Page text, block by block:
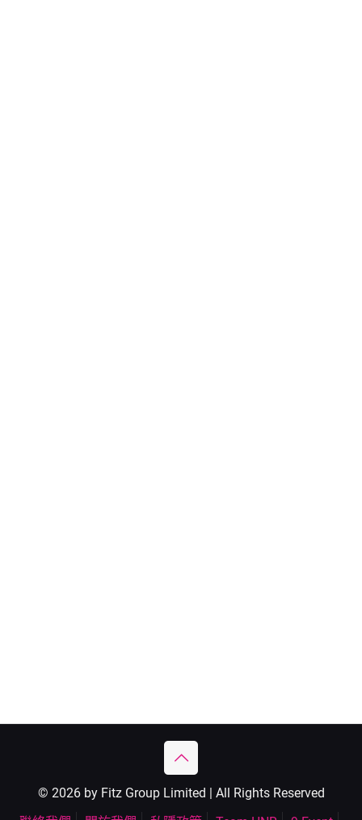
© 2026 by Fitz Group Limited | All Rights Reserved